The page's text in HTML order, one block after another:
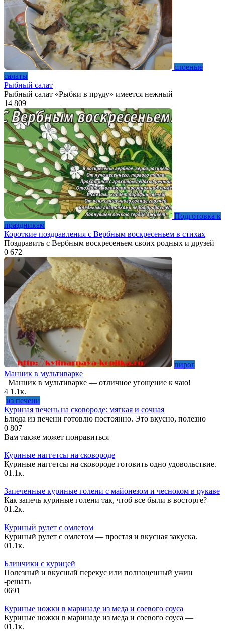
слоеные
салаты
Рыбный салат
Рыбный салат «Рыбки в пруду» имеется нежный
14 809
Подготовка к
праздникам
Короткие поздравления с Вербным воскресеньем в стихах
Поздравить с Вербным воскресеньем своих родных и друзей
0 672
пирог
Манник в мультиварке
Манник в мультиварке — отличное угощение к чаю!
4 1.1к.
из печени
Куриная печень на сковороде: мягкая и сочная
Блюда из печени готовлю постоянно. Это вкусно, полезно
0 807
Вам также может понравиться
Куриные наггетсы на сковороде
Куриные наггетсы на сковороде готовить одно удовольствие.
01.1к.
Запеченные куриные голени с майонезом и чесноком в рукаве
Как запечь куриные голени так, чтоб все были в восторге?
01.2к.
Куриный рулет с омлетом
Куриный рулет с омлетом — простая и вкусная закуска.
01.1к.
Блинчики с курицей
Полезный и вкусный перекус или полноценный ужин
-решать
0691
Куриные ножки в маринаде из меда и соевого соуса
Куриные ножки в маринаде из меда и соевого соуса —
01.1к.